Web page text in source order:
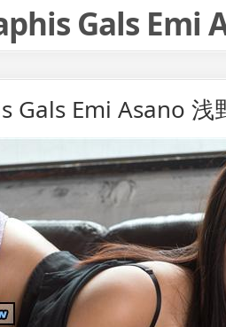
Gals Emi
Gals Emi Asano 浅